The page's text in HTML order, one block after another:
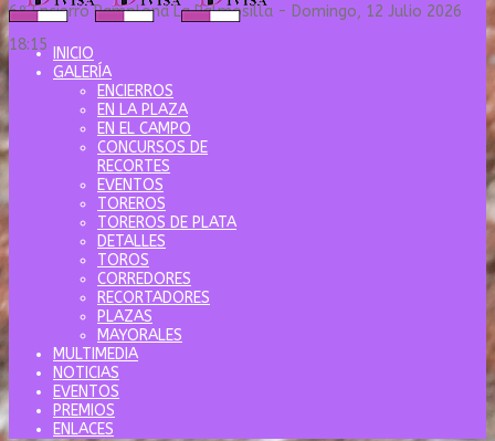
6º Encierro Pamplona La Palmosilla - Domingo, 12 Julio 2026
18:15
INICIO
GALERÍA
ENCIERROS
EN LA PLAZA
EN EL CAMPO
CONCURSOS DE
RECORTES
EVENTOS
TOREROS
TOREROS DE PLATA
DETALLES
TOROS
CORREDORES
RECORTADORES
PLAZAS
MAYORALES
MULTIMEDIA
NOTICIAS
EVENTOS
PREMIOS
ENLACES